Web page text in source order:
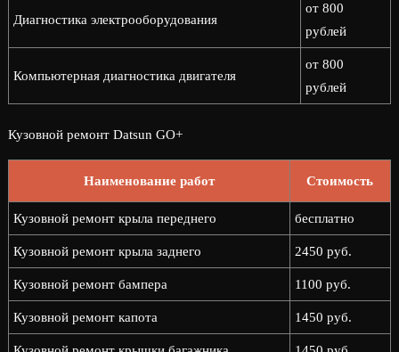
Диагностика электрооборудования
от 800
рублей
Компьютерная диагностика двигателя
от 800
рублей
Кузовной ремонт Datsun GO+
Наименование работ Стоимость
Кузовной ремонт крыла переднего бесплатно
Кузовной ремонт крыла заднего 2450 руб.
Кузовной ремонт бампера 1100 руб.
Кузовной ремонт капота 1450 руб.